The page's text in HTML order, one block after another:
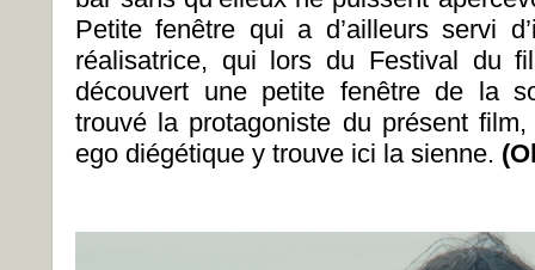
Petite fenêtre qui a d’ailleurs servi
réalisatrice, qui lors du Festival du
découvert une petite fenêtre de la
trouvé la protagoniste du présent
ego diégétique y trouve ici la sienne.